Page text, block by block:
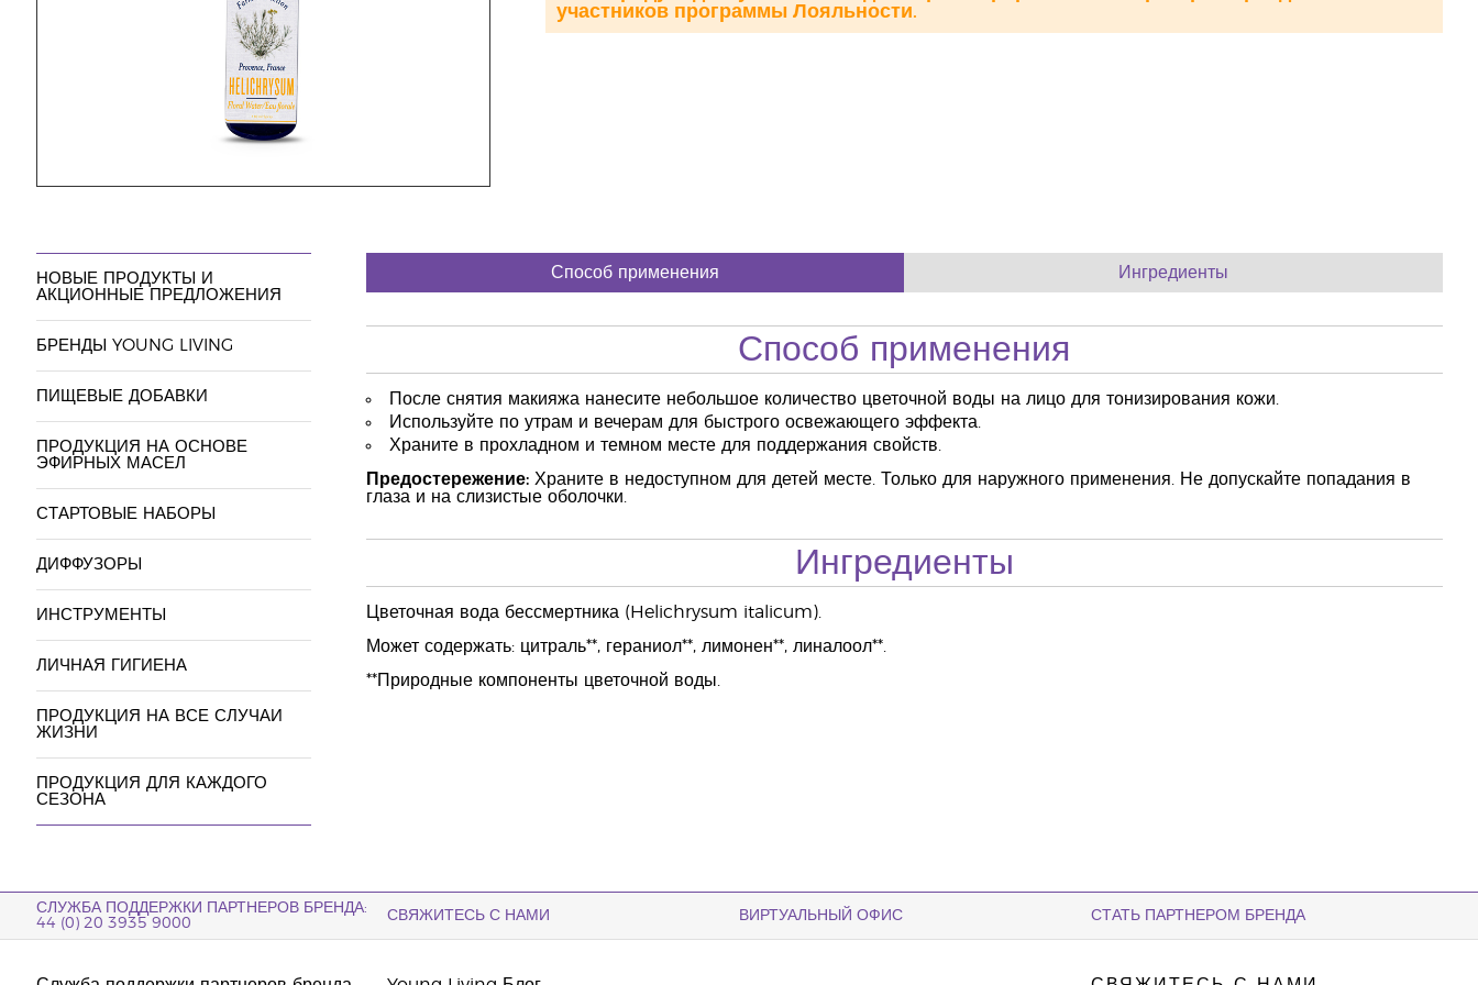
участников программы Лояльности.
НОВЫЕ ПРОДУКТЫ И
АКЦИОННЫЕ ПРЕДЛОЖЕНИЯ
БРЕНДЫ YOUNG LIVING
ПИЩЕВЫЕ ДОБАВКИ
ПРОДУКЦИЯ НА ОСНОВЕ
ЭФИРНЫХ МАСЕЛ
СТАРТОВЫЕ НАБОРЫ
ДИФФУЗОРЫ
ИНСТРУМЕНТЫ
ЛИЧНАЯ ГИГИЕНА
ПРОДУКЦИЯ НА ВСЕ СЛУЧАИ
ЖИЗНИ
ПРОДУКЦИЯ ДЛЯ КАЖДОГО
СЕЗОНА
Способ применения Ингредиенты
Способ применения
После снятия макияжа нанесите небольшое количество цветочной воды на лицо для тонизирования кожи.
Используйте по утрам и вечерам для быстрого освежающего эффекта.
Храните в прохладном и темном месте для поддержания свойств.
Предостережение:Храните в недоступном для детей месте. Только для наружного применения. Не допускайте попадания в
глаза и на слизистые оболочки.
Ингредиенты
Цветочная вода бессмертника (Helichrysum italicum).
Может содержать: цитраль**, гераниол**, лимонен**, линалоол**.
**Природные компоненты цветочной воды.
СЛУЖБА ПОДДЕРЖКИ ПАРТНЕРОВ БРЕНДА:
44 (0) 20 3935 9000
СВЯЖИТЕСЬ С НАМИ ВИРТУАЛЬНЫЙ ОФИС СТАТЬ ПАРТНЕРОМ БРЕНДА